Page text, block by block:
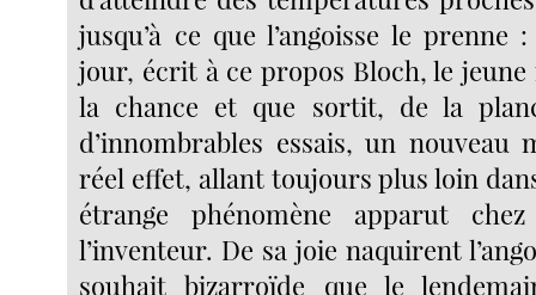
jusqu’à ce que l’angoisse le prenne
jour, écrit à ce propos Bloch, le
la chance et que sortit, de la
d’innombrables essais, un nouveau
réel effet, allant toujours plus loin
étrange phénomène apparut
l’inventeur. De sa joie naquirent
souhait bizarroïde que le